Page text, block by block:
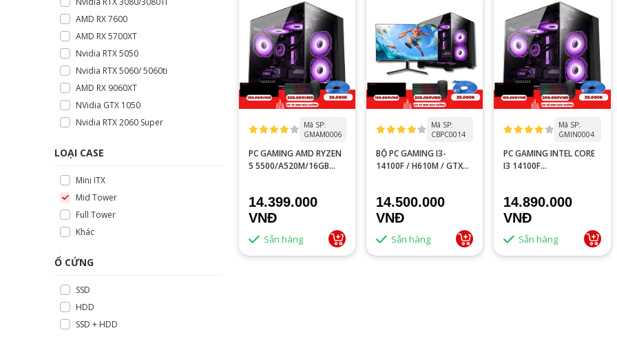
AMD RX 7600
AMD RX 5700XT
Nvidia RTX 5050
Nvidia RTX 5060/ 5060ti
AMD RX 9060XT
NVidia GTX 1050
Nvidia RTX 2060 Super
LOẠI CASE
Mini ITX
Mid Tower
Full Tower
Khác
Ổ CỨNG
SSD
HDD
SSD + HDD
Mã SP:
GMAM0006
PC GAMING AMD RYZEN
5 5500/A520M/16GB
14.399.000
VNĐ
Sẵn hàng
Mã SP:
CBPC0014
BỘ PC GAMING I3-
14100F / H610M / GTX
100HZ CHÍNH HÃNG
14.500.000
VNĐ
Sẵn hàng
Mã SP:
GMIN0004
PC GAMING INTEL CORE
I3 14100F
14.890.000
VNĐ
Sẵn hàng